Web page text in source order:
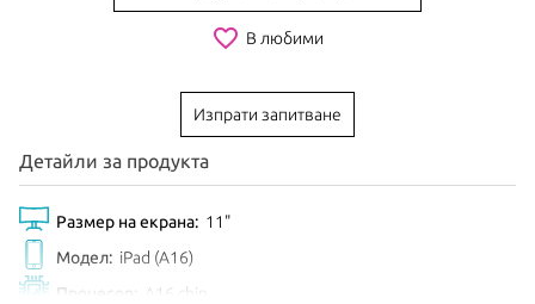
favorite_border В любими
Изпрати запитване
Детайли за продукта
Размер на екрана: 11"
Модел: iPad (A16)
Процесор:
A16 chip